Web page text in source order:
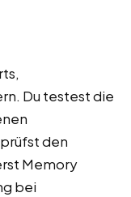
Du testest die
den
Memory
bei